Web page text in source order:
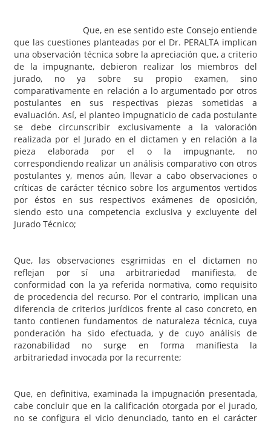
Que, en ese sentido este Consejo entiende
que las cuestiones planteadas por el Dr. PERALTA implican
una observación técnica sobre la apreciación que, a criterio
de la impugnante, debieron realizar los miembros del
jurado, no ya sobre su propio examen, sino
comparativamente en relación a lo argumentado por otros
postulantes en sus respectivas piezas sometidas a
evaluación. Así, el planteo impugnaticio de cada postulante
se debe circunscribir exclusivamente a la valoración
realizada por el Jurado en el dictamen y en relación a la
pieza elaborada por el o la impugnante, no
correspondiendo realizar un análisis comparativo con otros
postulantes y, menos aún, llevar a cabo observaciones o
críticas de carácter técnico sobre los argumentos vertidos
por éstos en sus respectivos exámenes de oposición,
siendo esto una competencia exclusiva y excluyente del
Jurado Técnico;
Que, las observaciones esgrimidas en el dictamen no
reflejan por sí una arbitrariedad manifiesta, de
conformidad con la ya referida normativa, como requisito
de procedencia del recurso. Por el contrario, implican una
diferencia de criterios jurídicos frente al caso concreto, en
tanto contienen fundamentos de naturaleza técnica, cuya
ponderación ha sido efectuada, y de cuyo análisis de
razonabilidad no surge en forma manifiesta la
arbitrariedad invocada por la recurrente;
Que, en definitiva, examinada la impugnación presentada,
cabe concluir que en la calificación otorgada por el jurado,
no se configura el vicio denunciado, tanto en el carácter